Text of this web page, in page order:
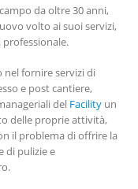
da oltre 30 anni,
volto ai suoi servizi,
fornire servizi di
e post cantiere,
del Facility un
delle proprie attività,
il problema di offrire la
di pulizie e